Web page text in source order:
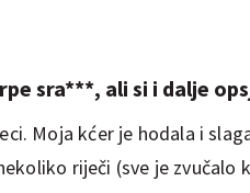
sra***, ali si i dalje
Moja kćer je hodala i
riječi (sve je zvučalo